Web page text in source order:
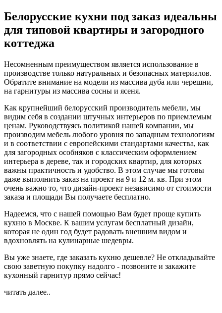
Белорусские кухни под заказ идеальны
для типовой квартиры и загородного
коттеджа
Несомненным преимуществом является использование в
производстве только натуральных и безопасных материалов.
Обратите внимание на модели из массива дуба или черешни,
на гарнитуры из массива сосны и ясеня.
Как крупнейший белорусский производитель мебели, мы
видим себя в создании штучных интерьеров по приемлемым
ценам. Руководствуясь политикой нашей компании, мы
производим мебель любого уровня по западным технологиям
и в соответствии с европейскими стандартами качества, как
для загородных особняков с классическим оформлением
интерьера в дереве, так и городских квартир, для которых
важны практичность и удобство. В этом случае мы готовы
даже выполнить заказ на проект на 9 и 12 м. кв. При этом
очень важно то, что дизайн-проект независимо от стоимости
заказа и площади Вы получаете бесплатно.
Надеемся, что с нашей помощью Вам будет проще купить
кухню в Москве. К вашим услугам бесплатный дизайн,
которая не один год будет радовать внешним видом и
вдохновлять на кулинарные шедевры.
Вы уже знаете, где заказать кухню дешевле? Не откладывайте
свою заветную покупку надолго - позвоните и закажите
кухонный гарнитур прямо сейчас!
читать далее..